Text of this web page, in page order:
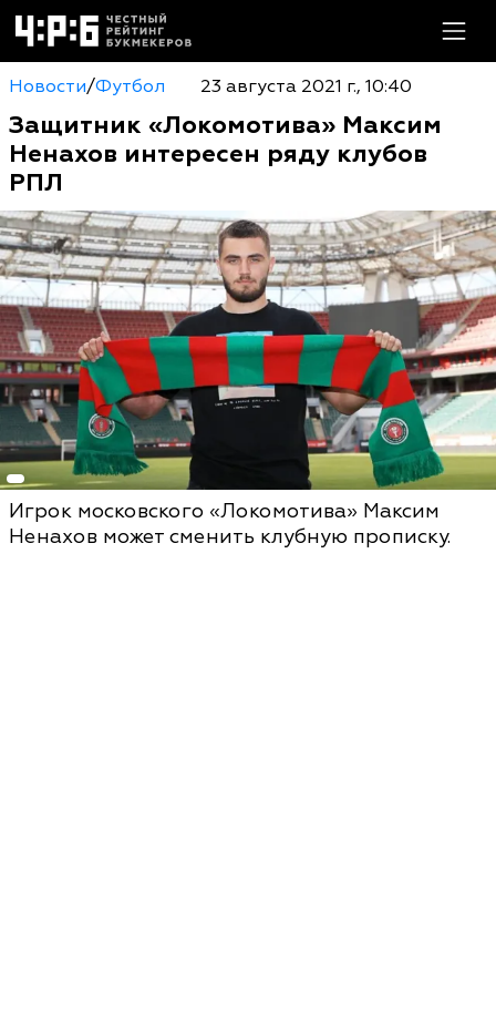
Новости/Футбол 23 августа 2021 г., 10:40
Защитник «Локомотива» Максим
Ненахов интересен ряду клубов
РПЛ
Игрок московского «Локомотива» Максим
Ненахов может сменить клубную прописку.